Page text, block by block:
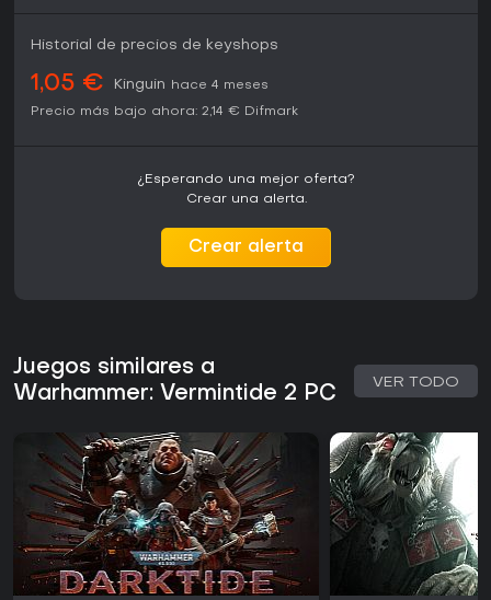
Historial de precios de keyshops
1,05 € Kinguin
hace 4 meses
Precio más bajo ahora: 2,14 € Difmark
¿Esperando una mejor oferta?
Crear una alerta.
Crear alerta
Juegos similares a
Warhammer: Vermintide 2 PC
VER TODO